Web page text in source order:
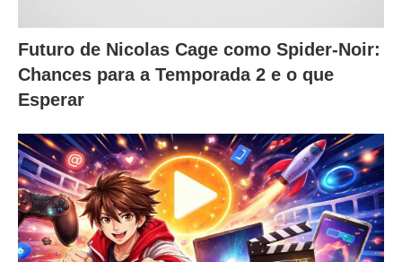
Futuro de Nicolas Cage como Spider-Noir:
Chances para a Temporada 2 e o que
Esperar